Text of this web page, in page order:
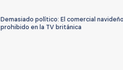
Demasiado político: El comercial
prohibido en la TV británica